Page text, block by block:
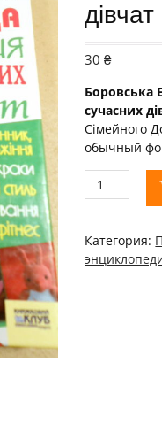
дівчат
30₴
Боровська
сучасних
Сімейного
обычный
Количество
товара
Найкраща
для
Категория: